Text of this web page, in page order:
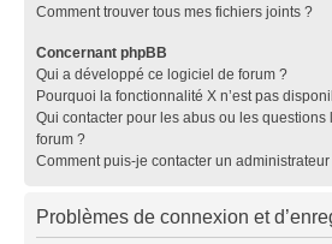
Comment trouver tous mes fichiers joints ?
Concernant phpBB
Qui a développé ce logiciel de forum ?
Pourquoi la fonctionnalité X n’est pas
Qui contacter pour les abus ou les questions
forum ?
Comment puis-je contacter un
Problèmes de connexion et